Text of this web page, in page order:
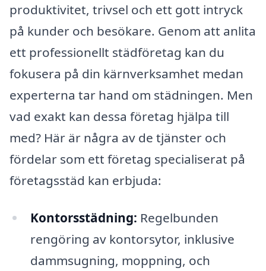
produktivitet, trivsel och ett gott intryck
på kunder och besökare. Genom att anlita
ett professionellt städföretag kan du
fokusera på din kärnverksamhet medan
experterna tar hand om städningen. Men
vad exakt kan dessa företag hjälpa till
med? Här är några av de tjänster och
fördelar som ett företag specialiserat på
företagsstäd kan erbjuda:
Kontorsstädning: Regelbunden
rengöring av kontorsytor, inklusive
dammsugning, moppning, och